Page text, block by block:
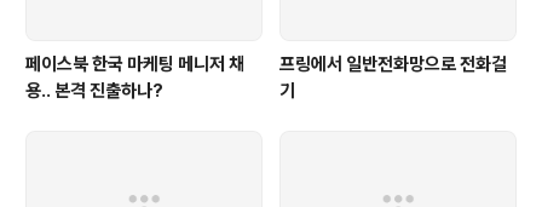
페이스북 한국 마케팅 메니저 채
용.. 본격 진출하나?
프링에서 일반전화망으로 전화걸
기